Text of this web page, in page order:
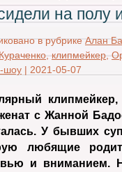
на полу
в рубрике Алан
клипмейкер
шоу | 2021-05-07
с Жанной
У бывших
любящие
и вниманием.